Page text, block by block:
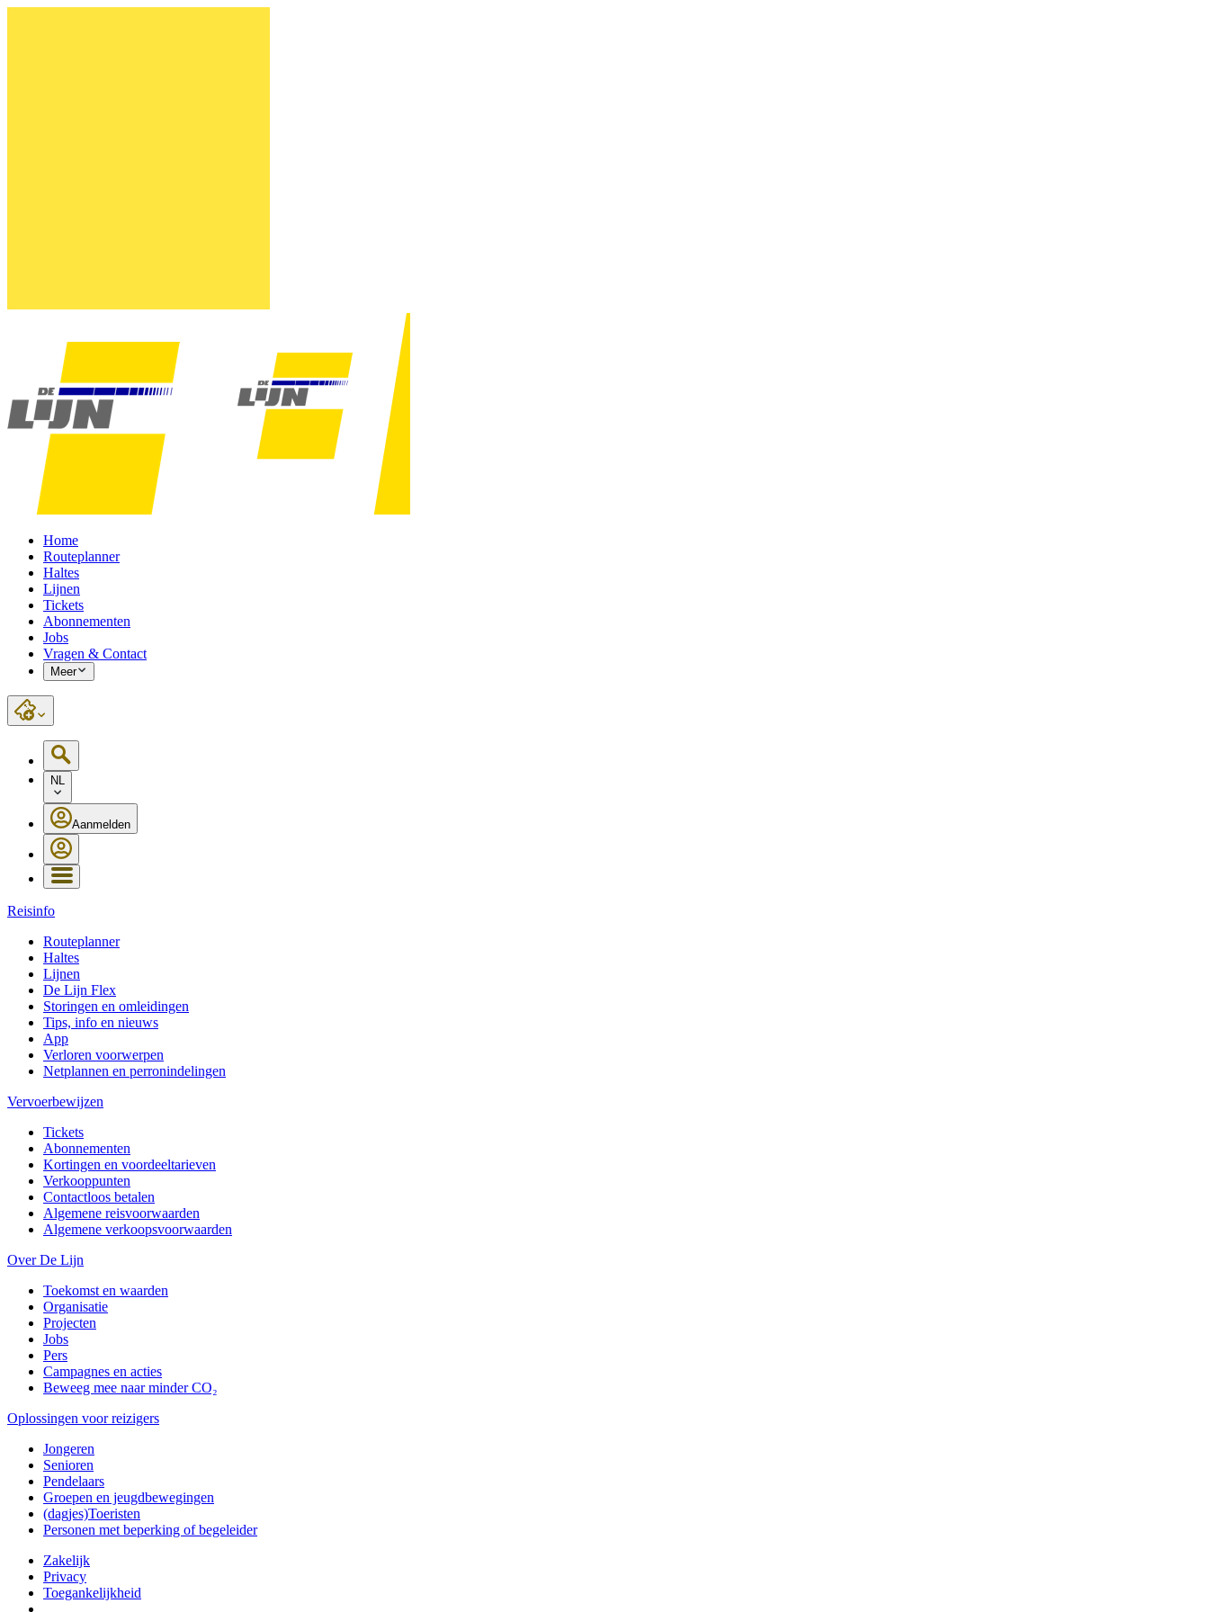
Home
Routeplanner
Haltes
Lijnen
Tickets
Abonnementen
Jobs
Vragen & Contact
Meer
NL
Aanmelden
Reisinfo
Routeplanner
Haltes
Lijnen
De Lijn Flex
Storingen en omleidingen
Tips, info en nieuws
App
Verloren voorwerpen
Netplannen en perronindelingen
Vervoerbewijzen
Tickets
Abonnementen
Kortingen en voordeeltarieven
Verkooppunten
Contactloos betalen
Algemene reisvoorwaarden
Algemene verkoopsvoorwaarden
Over De Lijn
Toekomst en waarden
Organisatie
Projecten
Jobs
Pers
Campagnes en acties
Beweeg mee naar minder CO₂
Oplossingen voor reizigers
Jongeren
Senioren
Pendelaars
Groepen en jeugdbewegingen
(dagjes)Toeristen
Personen met beperking of begeleider
Zakelijk
Privacy
Toegankelijkheid